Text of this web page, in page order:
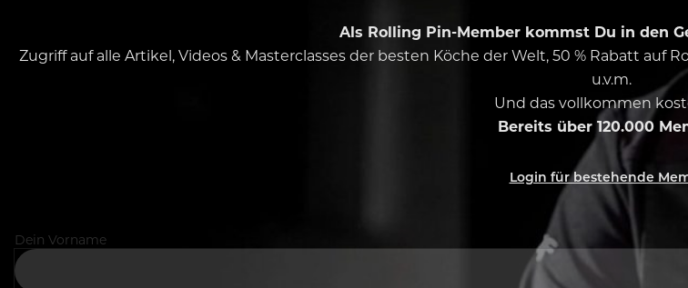
Als Rolling Pin-Member kommst Du in den
Zugriff auf alle Artikel, Videos & Masterclasses der besten Köche der Welt, 50 % Rabatt
u.v.m.
Und das vollkommen
Bereits über 120.000
Login für bestehende
Dein Vorname